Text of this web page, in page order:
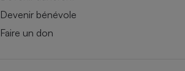
Devenir bénévole
Faire un don